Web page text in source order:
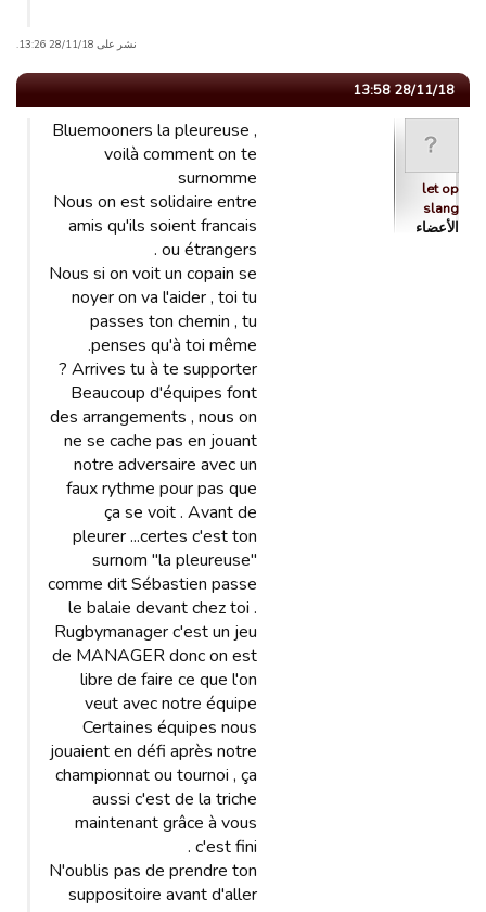
نشر على 28/11/18 13:26.
28/11/18 13:58
let op
slang
الأعضاء
Bluemooners la pleureuse ,
voilà comment on te
surnomme
Nous on est solidaire entre
amis qu'ils soient francais
ou étrangers .
Nous si on voit un copain se
noyer on va l'aider , toi tu
passes ton chemin , tu
penses qu'à toi même.
Arrives tu à te supporter ?
Beaucoup d'équipes font
des arrangements , nous on
ne se cache pas en jouant
notre adversaire avec un
faux rythme pour pas que
ça se voit . Avant de
pleurer ...certes c'est ton
surnom "la pleureuse"
comme dit Sébastien passe
le balaie devant chez toi .
Rugbymanager c'est un jeu
de MANAGER donc on est
libre de faire ce que l'on
veut avec notre équipe
Certaines équipes nous
jouaient en défi après notre
championnat ou tournoi , ça
aussi c'est de la triche
maintenant grâce à vous
c'est fini .
N'oublis pas de prendre ton
suppositoire avant d'aller